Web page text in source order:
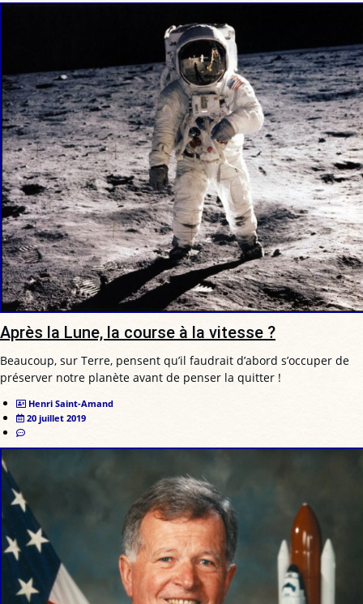
Après la Lune, la course à la vitesse ?
Beaucoup, sur Terre, pensent qu’il faudrait d’abord s’occuper de
préserver notre planète avant de penser la quitter !
Henri Saint-Amand
20 juillet 2019